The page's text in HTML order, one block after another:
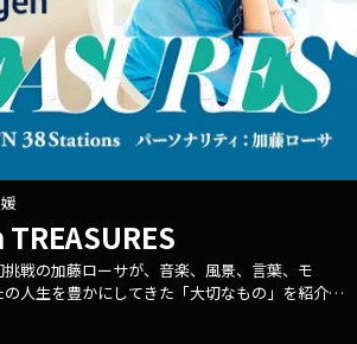
戦の加藤ローサが、音楽、風景、言葉、モ
人生を豊かにしてきた「大切なもの」を紹介す
』 木曜日のテーマは、モノ、「人